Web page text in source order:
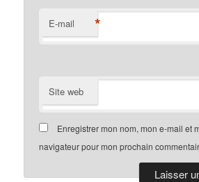
E-mail *
Site web
Enregistrer mon nom, mon e-mail et
navigateur pour mon prochain